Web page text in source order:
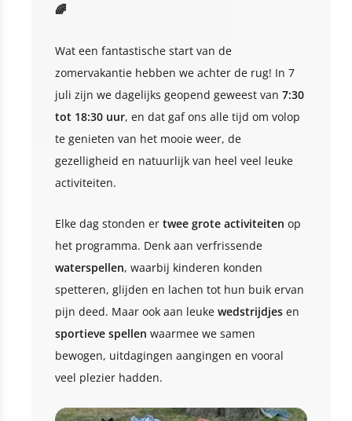
🌈
Wat een fantastische start van de
zomervakantie hebben we achter de rug! In 7
juli zijn we dagelijks geopend geweest van 7:30
tot 18:30 uur, en dat gaf ons alle tijd om volop
te genieten van het mooie weer, de
gezelligheid en natuurlijk van heel veel leuke
activiteiten.
Elke dag stonden er twee grote activiteiten op
het programma. Denk aan verfrissende
waterspellen, waarbij kinderen konden
spetteren, glijden en lachen tot hun buik ervan
pijn deed. Maar ook aan leuke wedstrijdjes en
sportieve spellen waarmee we samen
bewogen, uitdagingen aangingen en vooral
veel plezier hadden.